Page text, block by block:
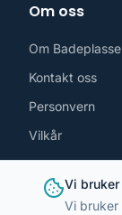
Vi
Vi bruker
Om oss
Om
Kontakt oss
Personvern
Vilkår
Følg oss